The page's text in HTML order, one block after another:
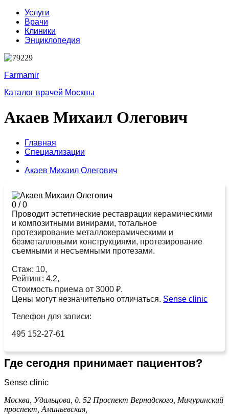
Услуги
Врачи
Клиники
Энциклопедия
Farmamir
Каталог врачей Москвы
Акаев Михаил Олегович
Главная
Специализации
Акаев Михаил Олегович
0 /0
Проводит эстетические реставрации керамическими
и композитными винирами, тотальное
протезирование металлокерамическими и
безметалловыми конструкциями, протезирование
съемными и несъемными протезами.
Стаж: 10,
Рейтинг: 4.2,
Стоимость приема от 3000 ₽.
Цены могут незначительно отличаться. Sense clinic
Телефон для записи:
495 152-27-61
Где сегодня принимает пациентов?
Sense clinic
Москва, Удальцова, д. 52 Проспект Вернадского, Мичуринский
проспект, Аминьевская,